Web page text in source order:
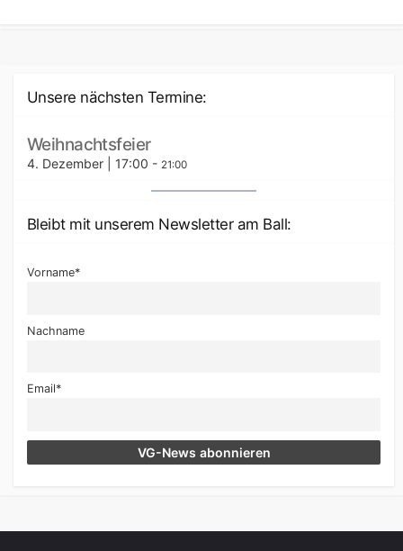
Unsere nächsten Termine:
Weihnachtsfeier
4. Dezember | 17:00 - 21:00
Bleibt mit unserem Newsletter am Ball:
Vorname*
Nachname
Email*